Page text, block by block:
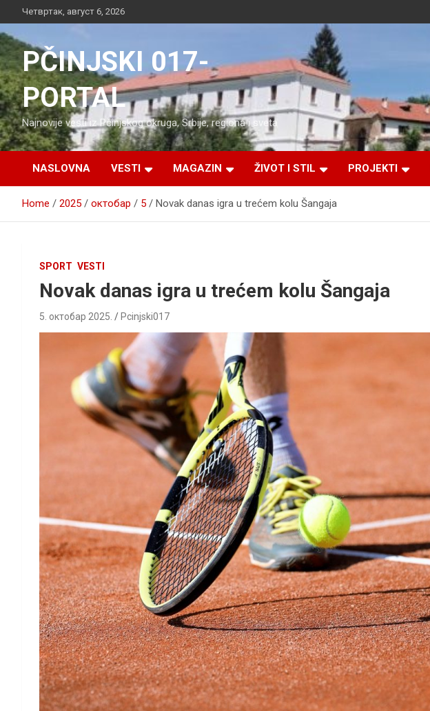
to
content
Четвртак, август 6, 2026
PČINJSKI 017-
PORTAL
Najnovije vesti iz Pčinjskog okruga, Srbije, regiona i sveta
NASLOVNA VESTI MAGAZIN ŽIVOT I STIL PROJEKTI
Home 2025 октобар 5 Novak danas igra u trećem kolu Šangaja
SPORT VESTI
Novak danas igra u trećem kolu Šangaja
5. октобар 2025. Pcinjski017